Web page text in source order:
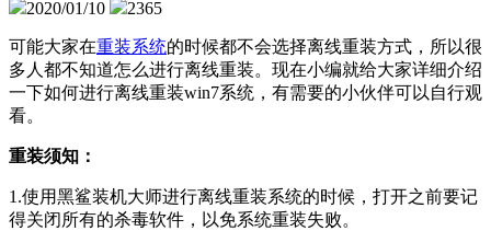
2020/01/10 2365
可能大家在重装系统的时候都不会选择离线重装方式，所以很
多人都不知道怎么进行离线重装。现在小编就给大家详细介绍
一下如何进行离线重装win7系统，有需要的小伙伴可以自行观
看。
重装须知：
1.使用黑鲨装机大师进行离线重装系统的时候，打开之前要记
得关闭所有的杀毒软件，以免系统重装失败。